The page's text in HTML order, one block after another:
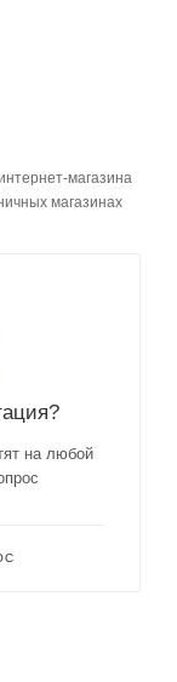
магазина
магазинах
на любой